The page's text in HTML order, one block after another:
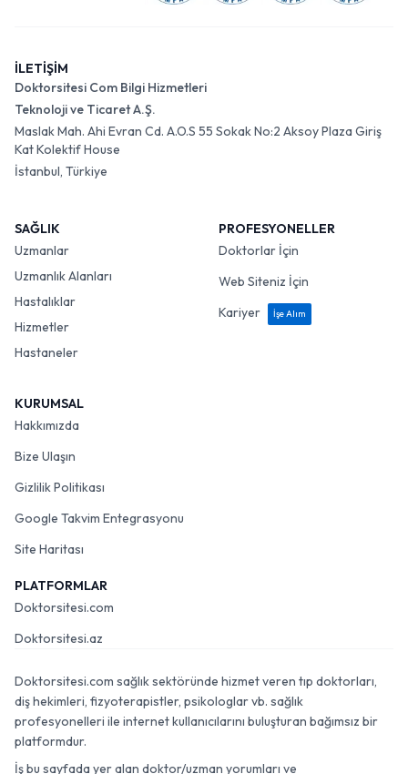
İLETİŞİM
Doktorsitesi Com Bilgi Hizmetleri
Teknoloji ve Ticaret A.Ş.
Maslak Mah. Ahi Evran Cd. A.O.S 55 Sokak No:2 Aksoy Plaza Giriş
Kat Kolektif House
İstanbul, Türkiye
SAĞLIK
Uzmanlar
Uzmanlık Alanları
Hastalıklar
Hizmetler
Hastaneler
PROFESYONELLER
Doktorlar İçin
Web Siteniz İçin
Kariyer
İşe Alım
KURUMSAL
Hakkımızda
Bize Ulaşın
Gizlilik Politikası
Google Takvim Entegrasyonu
Site Haritası
PLATFORMLAR
Doktorsitesi.com
Doktorsitesi.az
Doktorsitesi.com sağlık sektöründe hizmet veren tıp doktorları,
diş hekimleri, fizyoterapistler, psikologlar vb. sağlık
profesyonelleri ile internet kullanıcılarını buluşturan bağımsız bir
platformdur.
İş bu sayfada yer alan doktor/uzman yorumları ve